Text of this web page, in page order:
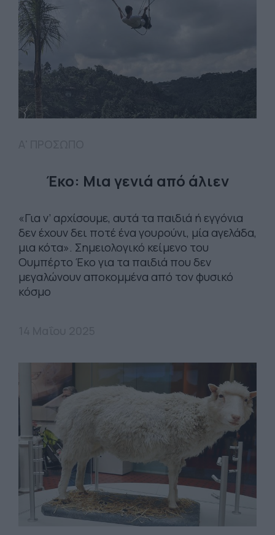
Έκο: Μια γενιά από άλιεν
«Για ν’ αρχίσουμε, αυτά τα παιδιά ή εγγόνια
δεν έχουν δει ποτέ ένα γουρούνι, μία αγελάδα,
μια κότα». Σημειολογικό κείμενο του
Ουμπέρτο Έκο για τα παιδιά που δεν
μεγαλώνουν αποκομμένα από τον φυσικό
κόσμο